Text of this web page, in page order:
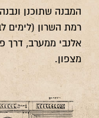
המבנה שתוכנן
רמת השרון (לימים
אלנבי ממערב, דרך
מצפון.